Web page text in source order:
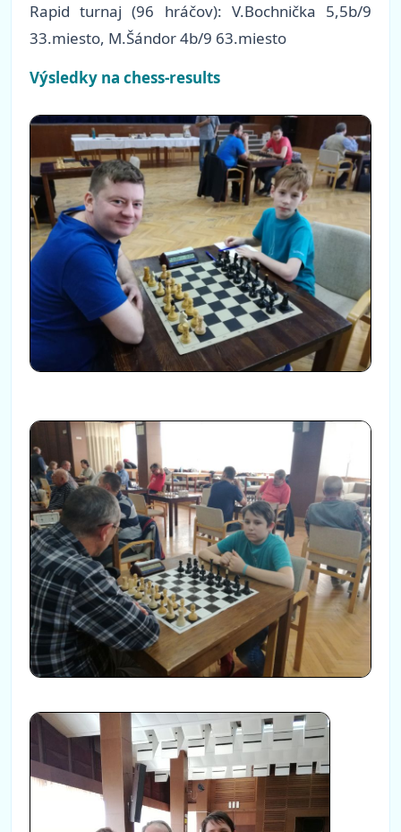
Rapid turnaj (96 hráčov): V.Bochnička 5,5b/9
33.miesto, M.Šándor 4b/9 63.miesto
Výsledky na chess-results